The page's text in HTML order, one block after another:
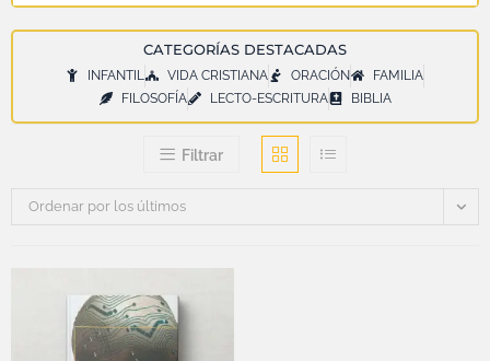
CATEGORÍAS DESTACADAS
INFANTIL VIDA CRISTIANA ORACIÓN
FAMILIA
FILOSOFÍA
LECTO-ESCRITURA BIBLIA
Filtrar
Ordenar por los últimos